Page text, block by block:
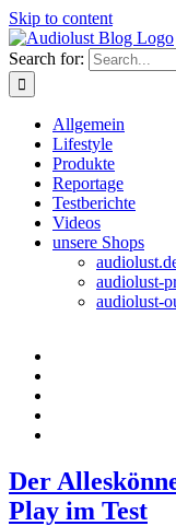
Skip to content
Search for:
Allgemein
Lifestyle
Produkte
Reportage
Testberichte
Videos
unsere Shops
audiolust-
audiolust-
Der
Play im Test